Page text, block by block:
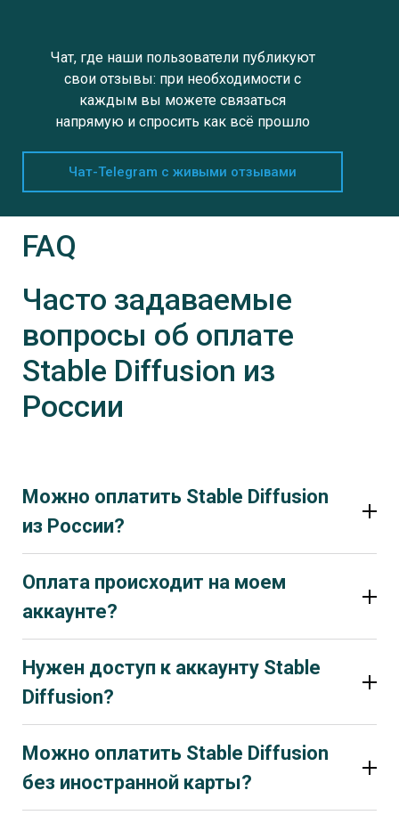
Чат, где наши пользователи публикуют
свои отзывы: при необходимости с
каждым вы можете связаться
напрямую и спросить как всё прошло
Чат-Telegram с живыми отзывами
FAQ
Часто задаваемые
вопросы об оплате
Stable Diffusion из
России
Можно оплатить Stable Diffusion
из России?
Оплата происходит на моем
аккаунте?
Нужен доступ к аккаунту Stable
Diffusion?
Можно оплатить Stable Diffusion
без иностранной карты?